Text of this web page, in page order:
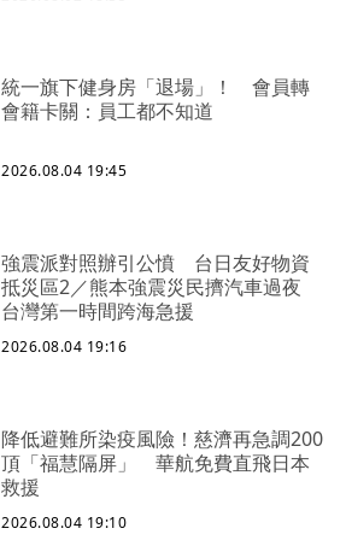
統一旗下健身房「退場」！ 會員轉
會籍卡關：員工都不知道
2026.08.04 19:45
強震派對照辦引公憤 台日友好物資
抵災區2／熊本強震災民擠汽車過夜
台灣第一時間跨海急援
2026.08.04 19:16
降低避難所染疫風險！慈濟再急調200
頂「福慧隔屏」 華航免費直飛日本
救援
2026.08.04 19:10